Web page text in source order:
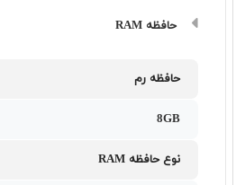
حافظه RAM
حافظه رم
8GB
نوع حافظه RAM